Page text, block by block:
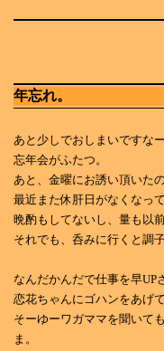
年忘れ。
あと少しでおしまいですな
忘年会がふたつ。
あと、金曜にお誘い頂いた
最近また休肝日がなくなっ
晩酌もしてないし、量も以
それでも、呑みに行くと調
なんだかんだで仕事を早UP
恋花ちゃんにゴハンをあげ
そーゆーワガママを聞いて
ま。